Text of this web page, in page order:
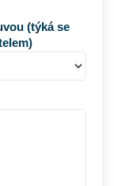
(týká se